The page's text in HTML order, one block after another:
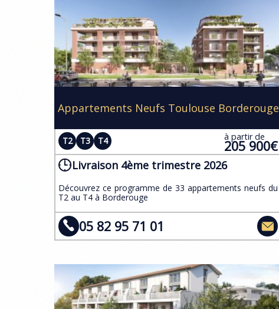
Appartements Neufs Toulouse Borderouge
T2 T3 T4 à partir de
205 900€
Livraison 4ème trimestre 2026
​Découvrez ce programme de 33 appartements neufs du
T2 au T4 à Borderouge
05 82 95 71 01